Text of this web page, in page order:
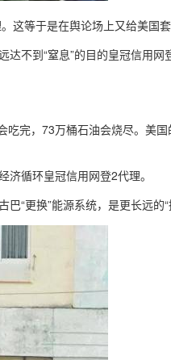
等于是在舆论场上又给美国套
不到“窒息”的目的皇冠信用网
完，73万桶石油会烧尽。美
循环皇冠信用网登2代理。
“更换”能源系统，是更长远的“